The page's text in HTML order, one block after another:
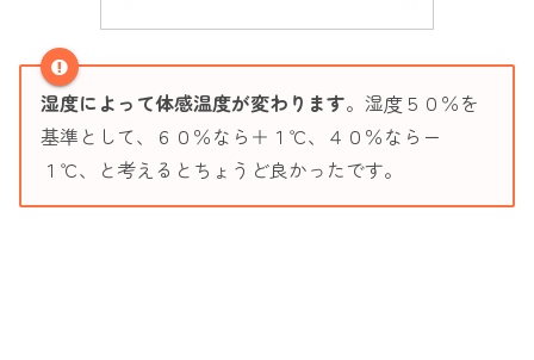
湿度によって体感温度が変わります。湿度５０％を
基準として、６０％なら＋１℃、４０％ならー
１℃、と考えるとちょうど良かったです。